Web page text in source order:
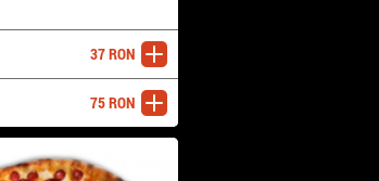
adaugă
37RON
adaugă
75RON